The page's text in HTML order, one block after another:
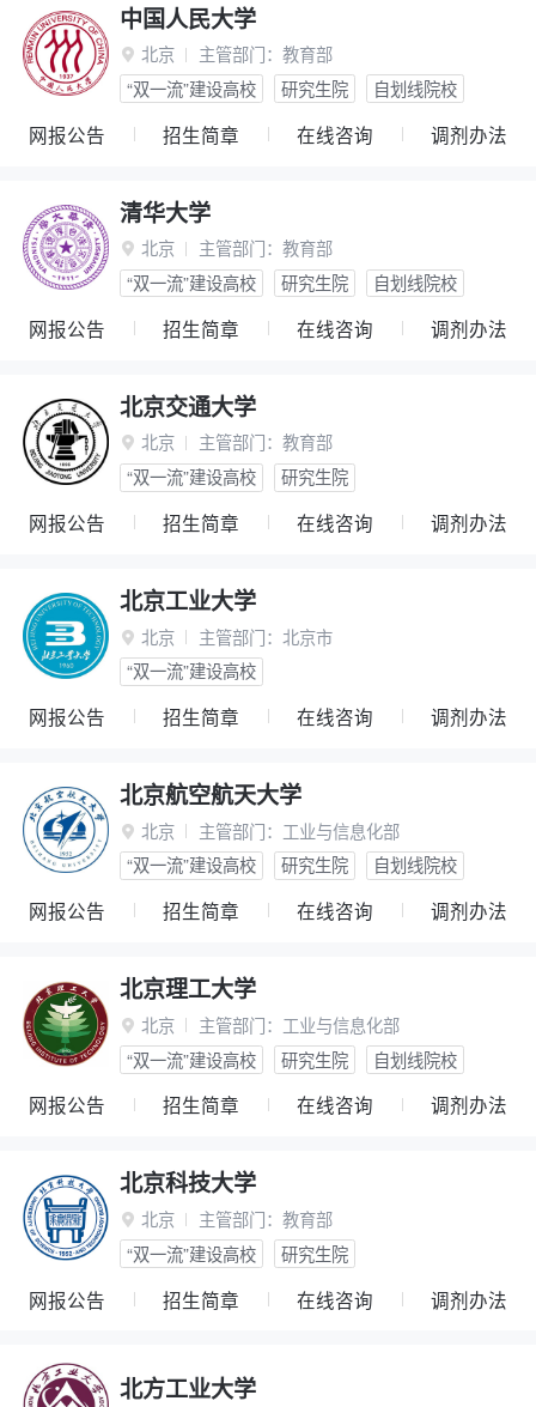
中国人民大学
 北京 主管部门： 教育部
“双一流”建设高校
研究生院 自划线院校
网报公告 招生简章 在线咨询 调剂办法
清华大学
 北京 主管部门： 教育部
“双一流”建设高校
研究生院 自划线院校
网报公告 招生简章 在线咨询 调剂办法
北京交通大学
 北京 主管部门： 教育部
“双一流”建设高校
研究生院
网报公告 招生简章 在线咨询 调剂办法
北京工业大学
 北京 主管部门： 北京市
“双一流”建设高校
网报公告 招生简章 在线咨询 调剂办法
北京航空航天大学
 北京 主管部门： 工业与信息化部
“双一流”建设高校
研究生院 自划线院校
网报公告 招生简章 在线咨询 调剂办法
北京理工大学
 北京 主管部门： 工业与信息化部
“双一流”建设高校
研究生院 自划线院校
网报公告 招生简章 在线咨询 调剂办法
北京科技大学
 北京 主管部门： 教育部
“双一流”建设高校
研究生院
网报公告 招生简章 在线咨询 调剂办法
北方工业大学